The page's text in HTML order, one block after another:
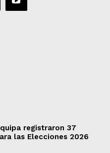
registraron 37
las Elecciones 2026